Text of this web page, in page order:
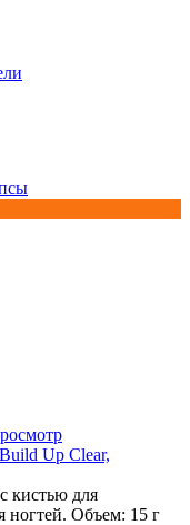
Up Clear,
кистью для
ногтей. Объем: 15 г